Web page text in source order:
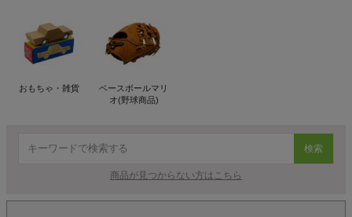
おもちゃ・雑貨
ベースボールマリ
オ(野球商品)
検索
商品が見つからない方はこちら